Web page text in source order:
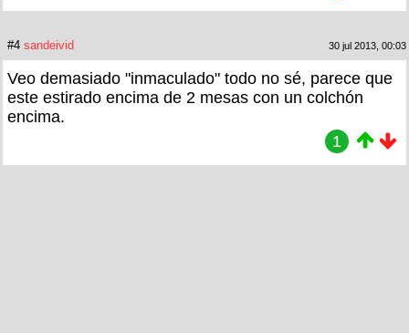
#4 sandeivid 30 jul 2013, 00:03
Veo demasiado "inmaculado" todo no sé, parece que
este estirado encima de 2 mesas con un colchón
encima.
1